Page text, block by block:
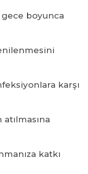
boyunca
karşı
katkı